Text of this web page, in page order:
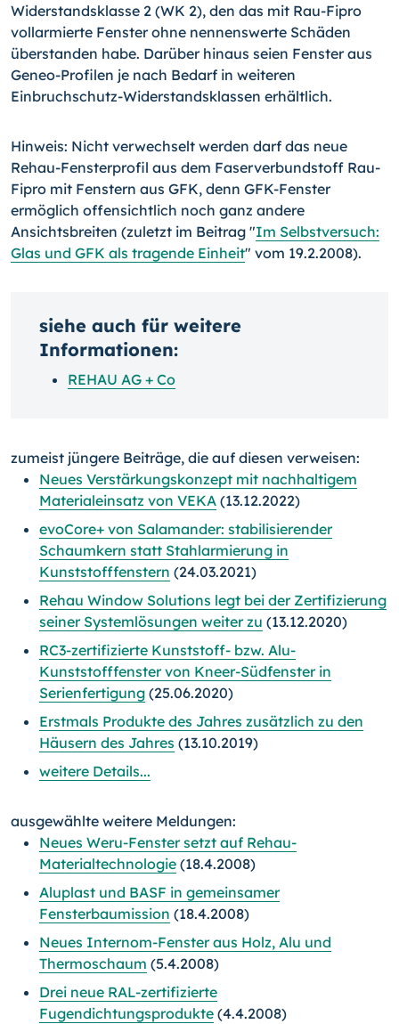
Widerstandsklasse 2 (WK 2), den das mit Rau-Fipro
vollarmierte Fenster ohne nennenswerte Schäden
überstanden habe. Darüber hinaus seien Fenster aus
Geneo-Profilen je nach Bedarf in weiteren
Einbruchschutz-Widerstandsklassen erhältlich.
Hinweis: Nicht verwechselt werden darf das neue
Rehau-Fensterprofil aus dem Faserverbundstoff Rau-
Fipro mit Fenstern aus GFK, denn GFK-Fenster
ermöglich offensichtlich noch ganz andere
Ansichtsbreiten (zuletzt im Beitrag "Im Selbstversuch:
Glas und GFK als tragende Einheit" vom 19.2.2008).
siehe auch für weitere
Informationen:
REHAU AG + Co
zumeist jüngere Beiträge, die auf diesen verweisen:
Neues Verstärkungskonzept mit nachhaltigem
Materialeinsatz von VEKA (13.12.2022)
evoCore+ von Salamander: stabilisierender
Schaumkern statt Stahlarmierung in
Kunststofffenstern (24.03.2021)
Rehau Window Solutions legt bei der Zertifizierung
seiner Systemlösungen weiter zu (13.12.2020)
RC3-zertifizierte Kunststoff- bzw. Alu-
Kunststofffenster von Kneer-Südfenster in
Serienfertigung (25.06.2020)
Erstmals Produkte des Jahres zusätzlich zu den
Häusern des Jahres (13.10.2019)
weitere Details...
ausgewählte weitere Meldungen:
Neues Weru-Fenster setzt auf Rehau-
Materialtechnologie (18.4.2008)
Aluplast und BASF in gemeinsamer
Fensterbaumission (18.4.2008)
Neues Internom-Fenster aus Holz, Alu und
Thermoschaum (5.4.2008)
Drei neue RAL-zertifizierte
Fugendichtungsprodukte (4.4.2008)